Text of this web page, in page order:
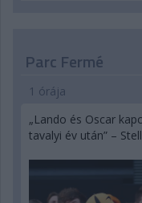
Parc Fermé
1 órája
„Lando és Oscar
tavalyi év után” –